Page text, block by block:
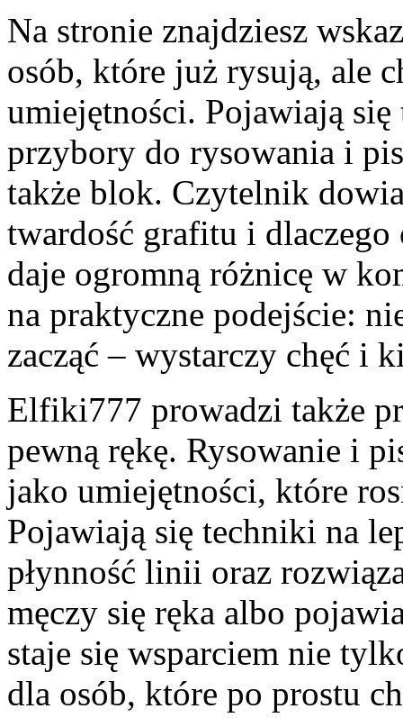
Na stronie znajdziesz
osób, które już rysują, ale
umiejętności. Pojawiają
przybory do rysowania i
także blok. Czytelnik
twardość grafitu i dlaczego
daje ogromną różnicę w
na praktyczne podejście:
zacząć – wystarczy chęć i
Elfiki777 prowadzi także
pewną rękę. Rysowanie i
jako umiejętności, które
Pojawiają się techniki na
płynność linii oraz
męczy się ręka albo
staje się wsparciem nie
dla osób, które po prostu